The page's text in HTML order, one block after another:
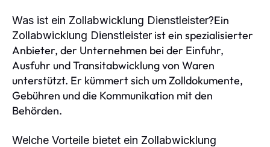
Was ist ein Zollabwicklung Dienstleister?Ein
Zollabwicklung Dienstleister ist ein spezialisierter
Anbieter, der Unternehmen bei der Einfuhr,
Ausfuhr und Transitabwicklung von Waren
unterstützt. Er kümmert sich um Zolldokumente,
Gebühren und die Kommunikation mit den
Behörden.
Welche Vorteile bietet ein Zollabwicklung